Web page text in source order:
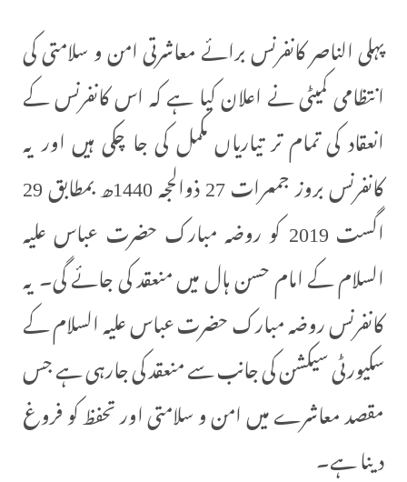
پہلی الناصر کانفرنس برائے معاشرتی امن و سلامتی کی
انتظامی کمیٹی نے اعلان کیا ہے کہ اس کانفرنس کے
انعقاد کی تمام تر تیاریاں مکمل کی جا چکی ہیں اور یہ
کانفرنس بروز جمعرات 27 ذوالحجہ 1440ھ بمطابق 29
اگست 2019 کو روضہ مبارک حضرت عباس علیہ
السلام کے امام حسن ہال میں منعقد کی جائے گی۔ یہ
کانفرنس روضہ مبارک حضرت عباس علیہ السلام کے
سکیورٹی سیکشن کی جانب سے منعقد کی جارہی ہے جس
مقصد معاشرے میں امن و سلامتی اور تحفظ کو فروغ
دینا ہے۔